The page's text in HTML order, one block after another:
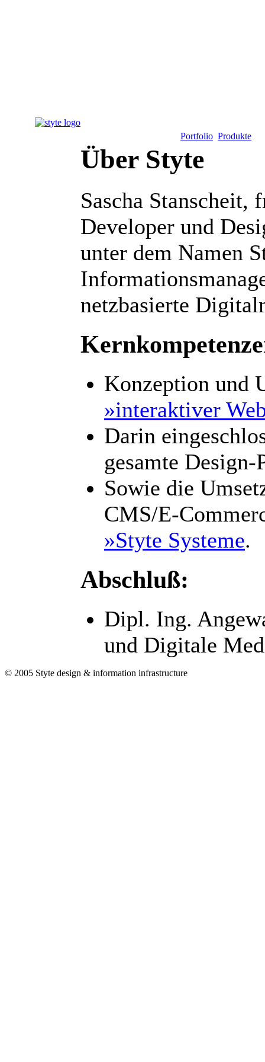
Portfolio Produkte
Über Styte
Sascha Stanscheit,
Developer und
unter dem Namen
netzbasierte
Konzeption und
»interaktiver
Darin
gesamte Design-
Sowie die
CMS/E-
»Styte Systeme.
Abschluß:
Dipl. Ing.
und Digitale
© 2005 Styte design & information infrastructure